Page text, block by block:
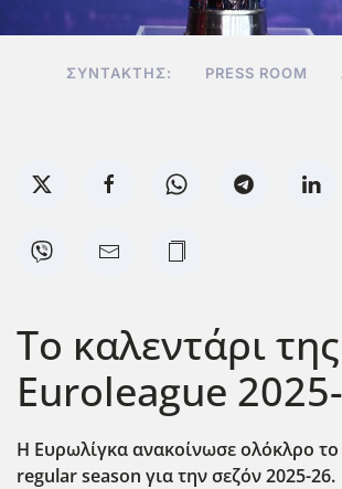
ΣΥΝΤΆΚΤΗΣ: PRESS ROOM
Το καλεντάρι της
Euroleague
Η Ευρωλίγκα ανακοίνωσε ολόκλρο
regular season για την σεζόν 2025-26.